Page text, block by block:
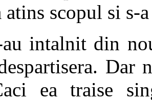
atins scopul si s-
intalnit din
Dar
ea traise